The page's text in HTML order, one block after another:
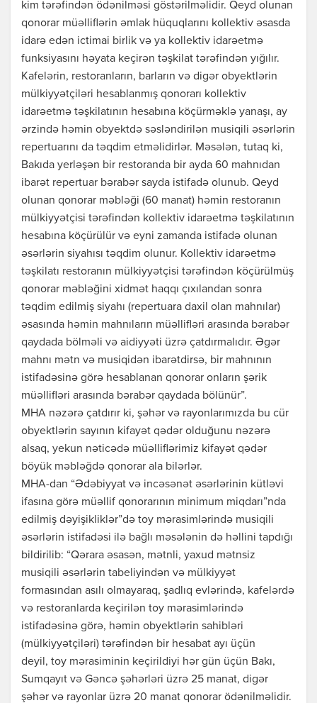
kim tərəfindən ödənilməsi göstərilməlidir. Qeyd olunan
qonorar müəlliflərin əmlak hüquqlarını kollektiv əsasda
idarə edən ictimai birlik və ya kollektiv idarəetmə
funksiyasını həyata keçirən təşkilat tərəfindən yığılır.
Kafelərin, restoranların, barların və digər obyektlərin
mülkiyyətçiləri hesablanmış qonorarı kollektiv
idarəetmə təşkilatının hesabına köçürməklə yanaşı, ay
ərzində həmin obyektdə səsləndirilən musiqili əsərlərin
repertuarını da təqdim etməlidirlər. Məsələn, tutaq ki,
Bakıda yerləşən bir restoranda bir ayda 60 mahnıdan
ibarət repertuar bərabər sayda istifadə olunub. Qeyd
olunan qonorar məbləği (60 manat) həmin restoranın
mülkiyyətçisi tərəfindən kollektiv idarəetmə təşkilatının
hesabına köçürülür və eyni zamanda istifadə olunan
əsərlərin siyahısı təqdim olunur. Kollektiv idarəetmə
təşkilatı restoranın mülkiyyətçisi tərəfindən köçürülmüş
qonorar məbləğini xidmət haqqı çıxılandan sonra
təqdim edilmiş siyahı (repertuara daxil olan mahnılar)
əsasında həmin mahnıların müəllifləri arasında bərabər
qaydada bölməli və aidiyyəti üzrə çatdırmalıdır. Əgər
mahnı mətn və musiqidən ibarətdirsə, bir mahnının
istifadəsinə görə hesablanan qonorar onların şərik
müəllifləri arasında bərabər qaydada bölünür”.
MHA nəzərə çatdırır ki, şəhər və rayonlarımızda bu cür
obyektlərin sayının kifayət qədər olduğunu nəzərə
alsaq, yekun nəticədə müəlliflərimiz kifayət qədər
böyük məbləğdə qonorar ala bilərlər.
MHA-dan “Ədəbiyyat və incəsənət əsərlərinin kütləvi
ifasına görə müəllif qonorarının minimum miqdarı”nda
edilmiş dəyişikliklər”də toy mərasimlərində musiqili
əsərlərin istifadəsi ilə bağlı məsələnin də həllini tapdığı
bildirilib: “Qərara əsasən, mətnli, yaxud mətnsiz
musiqili əsərlərin tabeliyindən və mülkiyyət
formasından asılı olmayaraq, şadlıq evlərində, kafelərdə
və restoranlarda keçirilən toy mərasimlərində
istifadəsinə görə, həmin obyektlərin sahibləri
(mülkiyyətçiləri) tərəfindən bir hesabat ayı üçün
deyil, toy mərasiminin keçirildiyi hər gün üçün Bakı,
Sumqayıt və Gəncə şəhərləri üzrə 25 manat, digər
şəhər və rayonlar üzrə 20 manat qonorar ödənilməlidir.